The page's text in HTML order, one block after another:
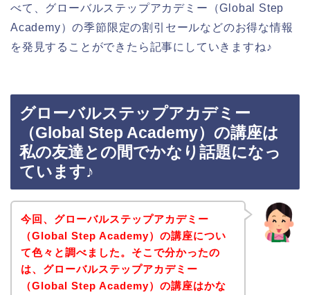
べて、グローバルステップアカデミー（Global Step
Academy）の季節限定の割引セールなどのお得な情報
を発見することができたら記事にしていきますね♪
グローバルステップアカデミー
（Global Step Academy）の講座は
私の友達との間でかなり話題になっ
ています♪
今回、グローバルステップアカデミー
（Global Step Academy）の講座につい
て色々と調べました。そこで分かったの
は、グローバルステップアカデミー
（Global Step Academy）の講座はかな